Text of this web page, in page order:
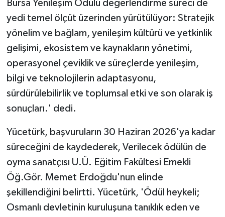
Bursa Yenileşim Ödülü değerlendirme süreci de
yedi temel ölçüt üzerinden yürütülüyor: Stratejik
yönelim ve bağlam, yenileşim kültürü ve yetkinlik
gelişimi, ekosistem ve kaynakların yönetimi,
operasyonel çeviklik ve süreçlerde yenileşim,
bilgi ve teknolojilerin adaptasyonu,
sürdürülebilirlik ve toplumsal etki ve son olarak iş
sonuçları.' dedi.
Yücetürk, başvuruların 30 Haziran 2026'ya kadar
süreceğini de kaydederek, Verilecek ödülün de
oyma sanatçısı U.Ü. Eğitim Fakültesi Emekli
Öğ.Gör. Memet Erdoğdu'nun elinde
şekillendiğini belirtti. Yücetürk, 'Ödül heykeli;
Osmanlı devletinin kuruluşuna tanıklık eden ve